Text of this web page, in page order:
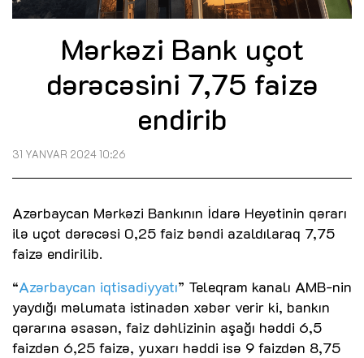
Mərkəzi Bank uçot
dərəcəsini 7,75 faizə
endirib
31 YANVAR 2024 10:26
Azərbaycan Mərkəzi Bankının İdarə Heyətinin qərarı
ilə uçot dərəcəsi 0,25 faiz bəndi azaldılaraq 7,75
faizə endirilib.
“Azərbaycan iqtisadiyyatı” Teleqram kanalı AMB-nin
yaydığı məlumata istinadən xəbər verir ki, bankın
qərarına əsasən, faiz dəhlizinin aşağı həddi 6,5
faizdən 6,25 faizə, yuxarı həddi isə 9 faizdən 8,75